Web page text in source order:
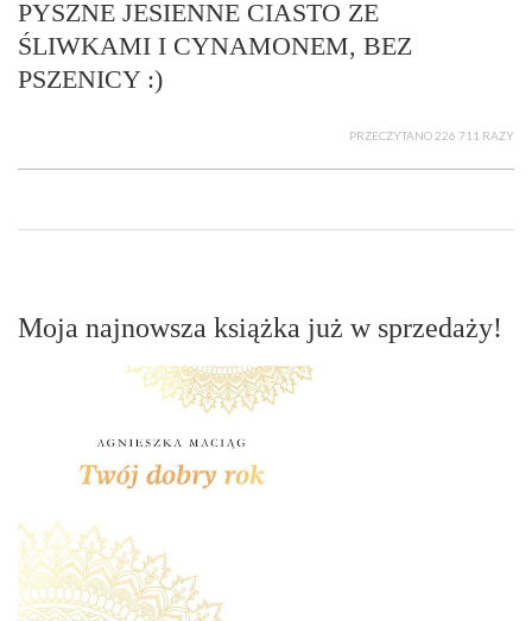
PYSZNE JESIENNE CIASTO ZE
ŚLIWKAMI I CYNAMONEM, BEZ
PSZENICY :)
PRZECZYTANO 226 711 RAZY
Moja najnowsza książka już w sprzedaży!